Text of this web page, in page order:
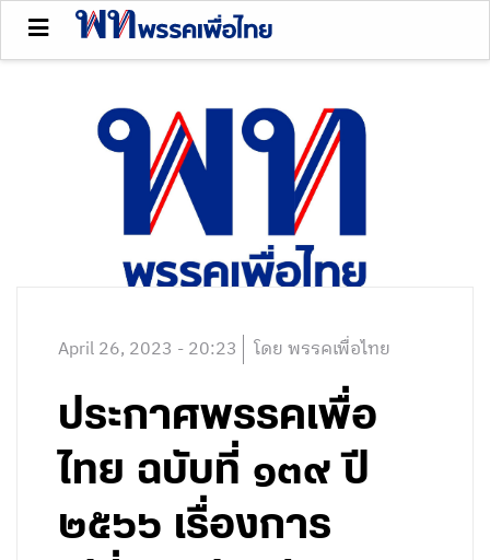
April 26, 2023 - 20:23 โดย พรรคเพื่อไทย
ประกาศพรรคเพื่อ
ไทย ฉบับที่ ๑๓๙ ปี
๒๕๖๖ เรื่องการ